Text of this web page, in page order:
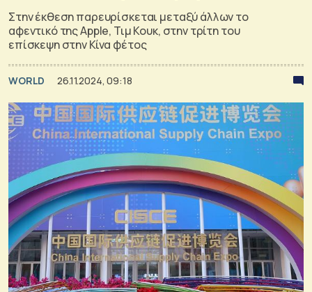
Στην έκθεση παρευρίσκεται μεταξύ άλλων το
αφεντικό της Apple, Τιμ Κουκ, στην τρίτη του
επίσκεψη στην Κίνα φέτος
WORLD 26.11.2024, 09:18